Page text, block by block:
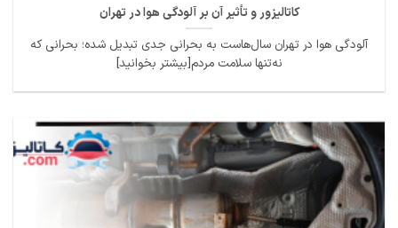
کاتالیزور و تأثیر آن بر آلودگی هوا در تهران
آلودگی هوا در تهران سال‌هاست به بحرانی جدی تبدیل شده؛ بحرانی که
نه‌تنها سلامت مردم[بیشتر بخوانید]